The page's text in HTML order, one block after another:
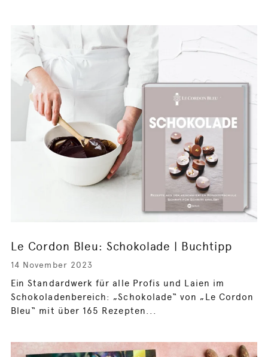
Le Cordon Bleu: Schokolade | Buchtipp
14 November 2023
Ein Standardwerk für alle Profis und Laien im
Schokoladenbereich: „Schokolade“ von „Le Cordon
Bleu“ mit über 165 Rezepten...